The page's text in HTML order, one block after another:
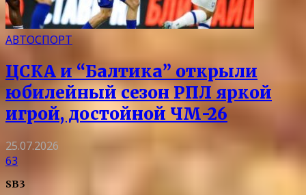
АВТОСПОРТ
ЦСКА и “Балтика” открыли
юбилейный сезон РПЛ яркой
игрой, достойной ЧМ-26
25.07.2026
63
SB3